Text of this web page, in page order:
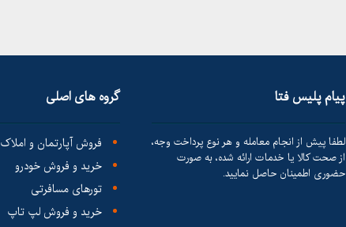
پیام پلیس فتا
لطفا پیش از انجام معامله و هر نوع پرداخت وجه،
از صحت کالا یا خدمات ارائه شده، به صورت
حضوری اطمینان حاصل نمایید.
گروه های اصلی
فروش آپارتمان و املاک
خرید و فروش خودرو
تورهای مسافرتی
خرید و فروش لپ تاپ